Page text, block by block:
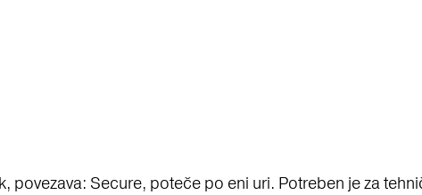
povezava: Secure, poteče po eni uri. Potreben je za